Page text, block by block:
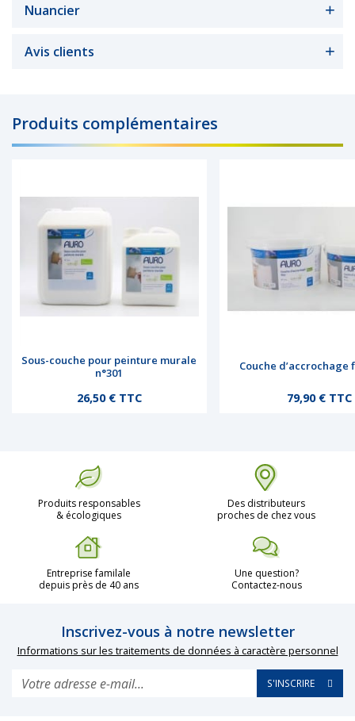
Nuancier
Avis clients
Produits complémentaires
Sous-couche pour peinture murale
n°301
Prix
26,50 € TTC
Couche d’accrochage
Prix
79,90 € TTC
Produits responsables
& écologiques
Des distributeurs
proches de chez vous
Entreprise familale
depuis près de 40 ans
Une question?
Contactez-nous
Inscrivez-vous à notre newsletter
Informations sur les traitements de données à caractère personnel
S'INSCRIRE